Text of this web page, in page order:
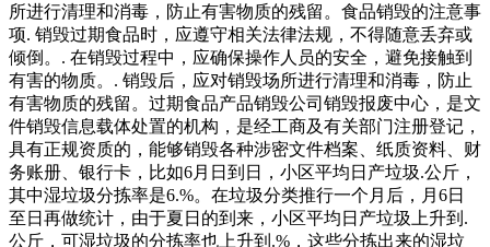
所进行清理和消毒，防止有害物质的残留。食品销毁的注意事
项. 销毁过期食品时，应遵守相关法律法规，不得随意丢弃或
倾倒。. 在销毁过程中，应确保操作人员的安全，避免接触到
有害的物质。. 销毁后，应对销毁场所进行清理和消毒，防止
有害物质的残留。过期食品产品销毁公司销毁报废中心，是文
件销毁信息载体处置的机构，是经工商及有关部门注册登记，
具有正规资质的，能够销毁各种涉密文件档案、纸质资料、财
务账册、银行卡，比如6月日到日，小区平均日产垃圾.公斤，
其中湿垃圾分拣率是6.%。在垃圾分类推行一个月后，月6日
至日再做统计，由于夏日的到来，小区平均日产垃圾上升到.
公斤，可湿垃圾的分拣率也上升到.%，这些分拣出来的湿垃